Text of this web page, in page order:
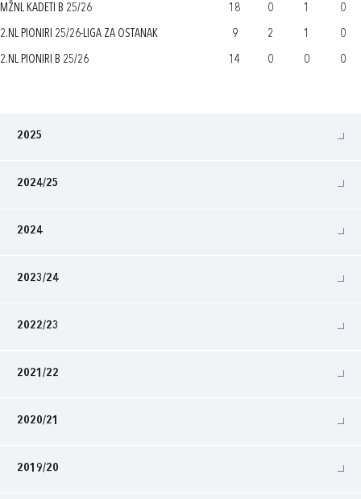
MŽNL KADETI B 25/26 18 0 1 0
2.NL PIONIRI 25/26-LIGA ZA OSTANAK 9 2 1 0
2.NL PIONIRI B 25/26 14 0 0 0
2025
2024/25
2024
2023/24
2022/23
2021/22
2020/21
2019/20